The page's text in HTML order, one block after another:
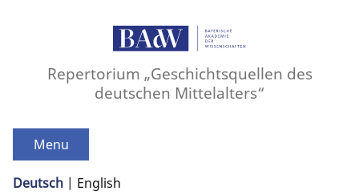
Repertorium „Geschichtsquellen des
deutschen Mittelalters“
Menu
Deutsch English